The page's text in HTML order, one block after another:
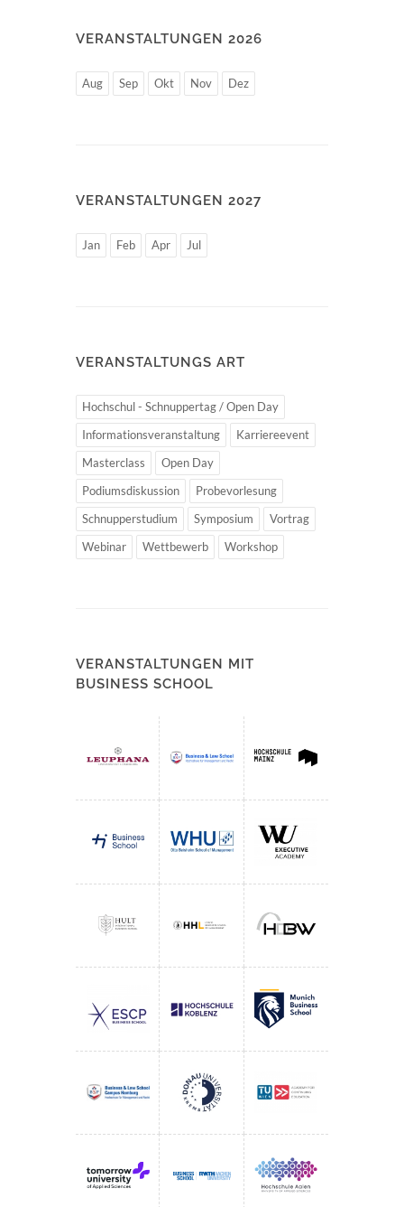
VERANSTALTUNGEN 2026
Aug Sep Okt Nov Dez
VERANSTALTUNGEN 2027
Jan Feb Apr Jul
VERANSTALTUNGS ART
Hochschul - Schnuppertag / Open Day
Informationsveranstaltung
Karriereevent
Masterclass
Open Day
Podiumsdiskussion
Probevorlesung
Schnupperstudium
Symposium
Vortrag
Webinar
Wettbewerb Workshop
VERANSTALTUNGEN MIT
BUSINESS SCHOOL